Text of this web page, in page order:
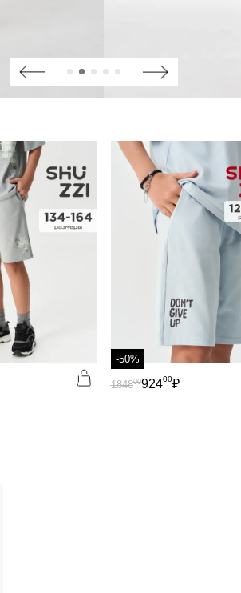
-50%
92400₽
184800